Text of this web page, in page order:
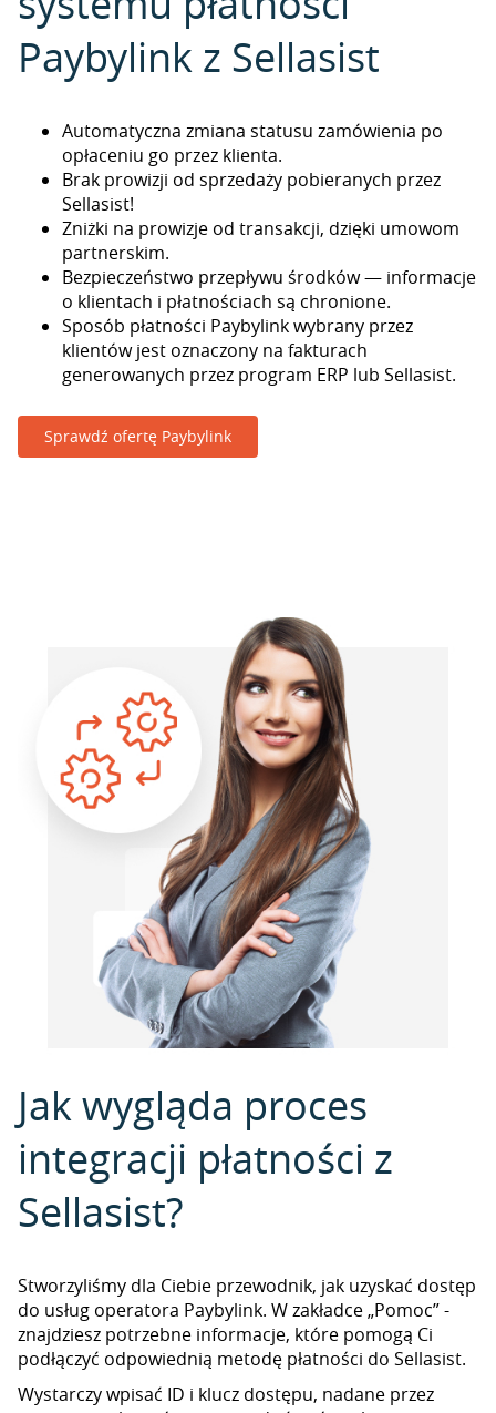
Paybylink z Sellasist
Automatyczna zmiana statusu zamówienia po
opłaceniu go przez klienta.
Brak prowizji od sprzedaży pobieranych przez
Sellasist!
Zniżki na prowizje od transakcji, dzięki umowom
partnerskim.
Bezpieczeństwo przepływu środków — informacje
o klientach i płatnościach są chronione.
Sposób płatności Paybylink wybrany przez
klientów jest oznaczony na fakturach
generowanych przez program ERP lub Sellasist.
Sprawdź ofertę Paybylink
Jak wygląda proces
integracji płatności z
Sellasist?
Stworzyliśmy dla Ciebie przewodnik, jak uzyskać dostęp
do usług operatora Paybylink. W zakładce „Pomoc” -
znajdziesz potrzebne informacje, które pomogą Ci
podłączyć odpowiednią metodę płatności do Sellasist.
Wystarczy wpisać ID i klucz dostępu, nadane przez